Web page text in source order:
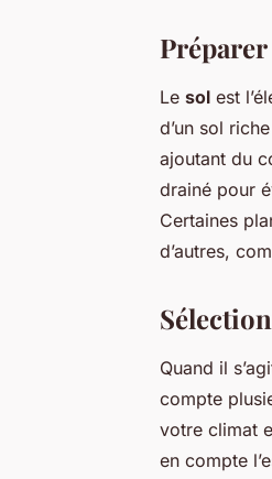
Le sol est
d’un sol
ajoutant du
drainé pour
Certaines
d’autres,
Quand il
compte
votre climat
en compte